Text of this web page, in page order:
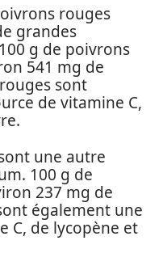
rouges
grandes
g de poivrons
541 mg de
sont
de vitamine C,
une autre
100 g de
237 mg de
également une
C, de lycopène et